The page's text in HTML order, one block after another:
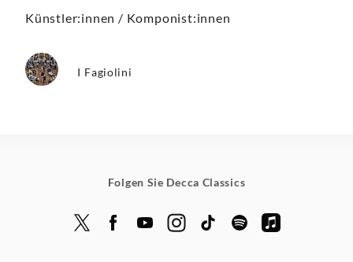
Künstler:innen / Komponist:innen
I Fagiolini
Folgen Sie Decca Classics